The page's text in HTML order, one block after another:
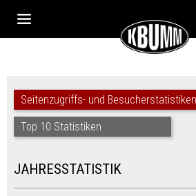
Seitenzugriffs- und Besucherstatistiken
Top 10 Statistiken
JAHRESSTATISTIK